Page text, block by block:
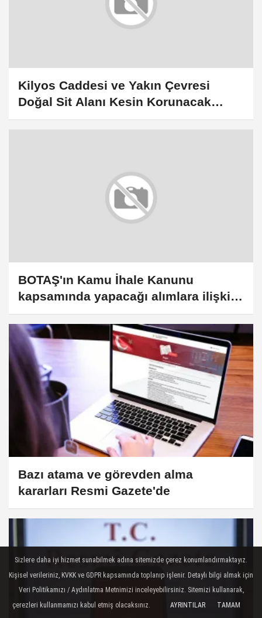
Kilyos Caddesi ve Yakın Çevresi
Doğal Sit Alanı Kesin Korunacak
Hassas Alanı'nın sınırları değiştirildi
BOTAŞ'ın Kamu İhale Kanunu
kapsamında yapacağı alımlara ilişkin
usul ve esaslar yürürlüğe girdi
Bazı atama ve görevden alma
kararları Resmi Gazete'de
Sizlere daha iyi hizmet sunabilmek adına sitemizde çerez konumlandırmaktayız.
Kişisel verileriniz, KVKK ve GDPR kapsamında toplanıp işlenir. Detaylı bilgi almak için
Veri Politikamızı / Aydınlatma Metnimizi inceleyebilirsiniz. Sitemizi kullanarak,
çerezleri kullanmamızı kabul etmiş olacaksınız.
AYRINTILAR TAMAM